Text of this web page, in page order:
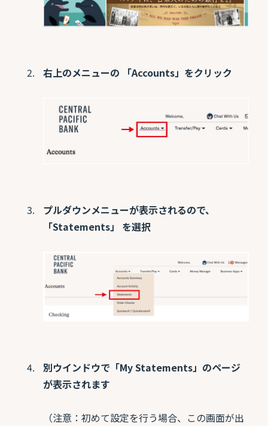
右上のメニューの 「Accounts」をクリック
プルダウンメニューが表示されるので、
「Statements」 を選択
別ウインドウで「My Statements」のページ
が表示されます
（注意：初めて設定を行う場合、この画面が出